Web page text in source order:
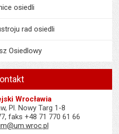
osiedli
rad osiedli
Osiedlowy
Wrocławia
Pl. Nowy Targ 1-8
faks +48 71 770 61 66